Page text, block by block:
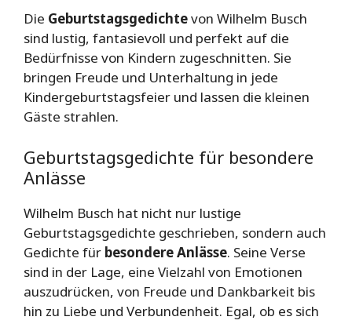
Die Geburtstagsgedichtevon Wilhelm Busch
sind lustig, fantasievoll und perfekt auf die
Bedürfnisse von Kindern zugeschnitten. Sie
bringen Freude und Unterhaltung in jede
Kindergeburtstagsfeier und lassen die kleinen
Gäste strahlen.
Geburtstagsgedichte für besondere
Anlässe
Wilhelm Busch hat nicht nur lustige
Geburtstagsgedichte geschrieben, sondern auch
Gedichte für besondere Anlässe. Seine Verse
sind in der Lage, eine Vielzahl von Emotionen
auszudrücken, von Freude und Dankbarkeit bis
hin zu Liebe und Verbundenheit. Egal, ob es sich